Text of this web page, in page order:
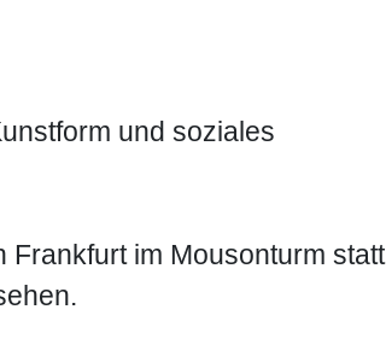
und soziales
Frankfurt im Mousonturm statt